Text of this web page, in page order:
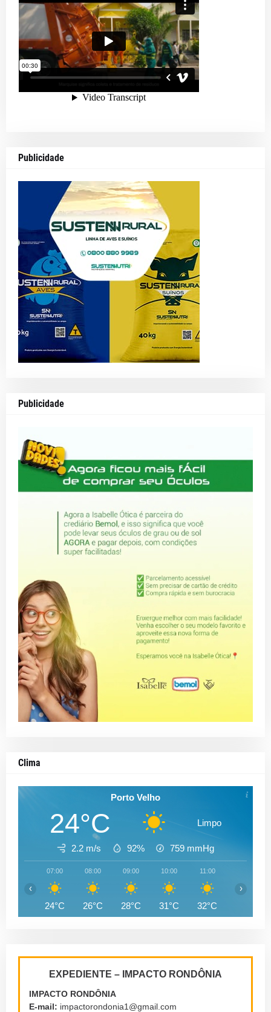
Publicidade
Publicidade
Clima
Porto Velho
24°C Limpo
2.2 m/s 92% 759 mmHg
07:00
24°C
08:00
26°C
09:00
28°C
10:00
31°C
11:00
32°C
‹ ›
EXPEDIENTE – IMPACTO RONDÔNIA
IMPACTO RONDÔNIA
E-mail: impactorondonia1@gmail.com